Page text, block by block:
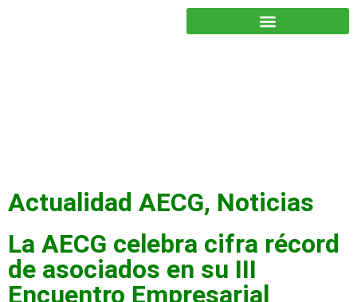
Actualidad AECG, Noticias
La AECG celebra cifra récord
de asociados en su III
Encuentro Empresarial